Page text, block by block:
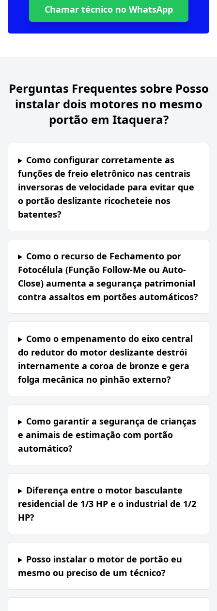
Chamar técnico no WhatsApp
Perguntas Frequentes sobre Posso
instalar dois motores no mesmo
portão em Itaquera?
Como configurar corretamente as
funções de freio eletrônico nas centrais
inversoras de velocidade para evitar que
o portão deslizante ricocheteie nos
batentes?
Como o recurso de Fechamento por
Fotocélula (Função Follow-Me ou Auto-
Close) aumenta a segurança patrimonial
contra assaltos em portões automáticos?
Como o empenamento do eixo central
do redutor do motor deslizante destrói
internamente a coroa de bronze e gera
folga mecânica no pinhão externo?
Como garantir a segurança de crianças
e animais de estimação com portão
automático?
Diferença entre o motor basculante
residencial de 1/3 HP e o industrial de 1/2
HP?
Posso instalar o motor de portão eu
mesmo ou preciso de um técnico?